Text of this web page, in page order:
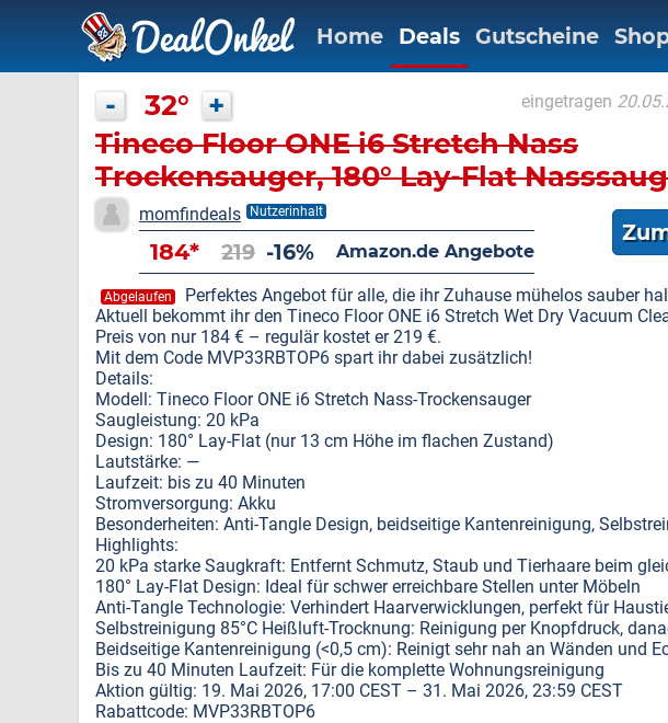
Home Deals Gutscheine
- 32° + eingetragen
Tineco Floor ONE i6 Stretch Nass
Trockensauger, 180° Lay-Flat
20kPa Saugkraft
momfindeals Nutzerinhalt
184* 219 -16% Amazon.de Angebote
Abgelaufen
Perfektes Angebot für alle, die ihr Zuhause mühelos sauber
Aktuell bekommt ihr den Tineco Floor ONE i6 Stretch Wet Dry Vacuum
Preis von nur 184 € – regulär kostet er 219 €.
Mit dem Code MVP33RBTOP6 spart ihr dabei zusätzlich!
Details:
Modell: Tineco Floor ONE i6 Stretch Nass-Trockensauger
Saugleistung: 20 kPa
Design: 180° Lay-Flat (nur 13 cm Höhe im flachen Zustand)
Lautstärke: —
Laufzeit: bis zu 40 Minuten
Stromversorgung: Akku
Besonderheiten: Anti-Tangle Design, beidseitige Kantenreinigung,
Highlights:
20 kPa starke Saugkraft: Entfernt Schmutz, Staub und Tierhaare beim
180° Lay-Flat Design: Ideal für schwer erreichbare Stellen unter Möbeln
Anti-Tangle Technologie: Verhindert Haarverwicklungen, perfekt für
Selbstreinigung 85°C Heißluft-Trocknung: Reinigung per Knopfdruck,
Beidseitige Kantenreinigung (<0,5 cm): Reinigt sehr nah an Wänden und
Bis zu 40 Minuten Laufzeit: Für die komplette Wohnungsreinigung
Aktion gültig: 19. Mai 2026, 17:00 CEST – 31. Mai 2026, 23:59 CEST
Rabattcode: MVP33RBTOP6